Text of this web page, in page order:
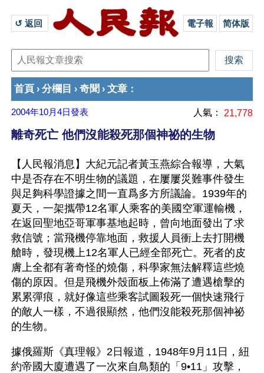
↺ 返回 電子報 简体版
首頁 › 分欄目 › 奇聞 › 文章 ：
2004年10月4日發表 人氣： 21,778
離奇死亡 他們沒能殺死那個神祕的生物
【人民報消息】大紀元記者黃玉燕綜合報導，大氣
中是否存在不明生物的議題，在屢屢災難事件發生
與足夠科學證據之間一直爲多方所議論。1939年的
夏天，一架攜帶12名軍人乘客的美國空軍運輸機，
在返回聖地亞哥軍事基地起時，曾向地面發出了求
救信號；當飛機停靠地面，救援人員衝上去打開機
艙時，發現機上12名軍人已經全部死亡。死者的皮
膚上全都有著奇怪的燒傷，科學家無法解釋這些燒
傷的原因。但是飛機外殼面板上佈滿了遭遇槍擊的
累累彈痕，就好像這些乘客試圖殺死一個快速飛行
的敵人一樣，不過很顯然，他們沒能殺死那個神祕
的生物。
據俄羅斯《真理報》2日報道，1948年9月11日，紐
約帝國大廈遭遇了一次來自鳥類的「9•11」攻擊，